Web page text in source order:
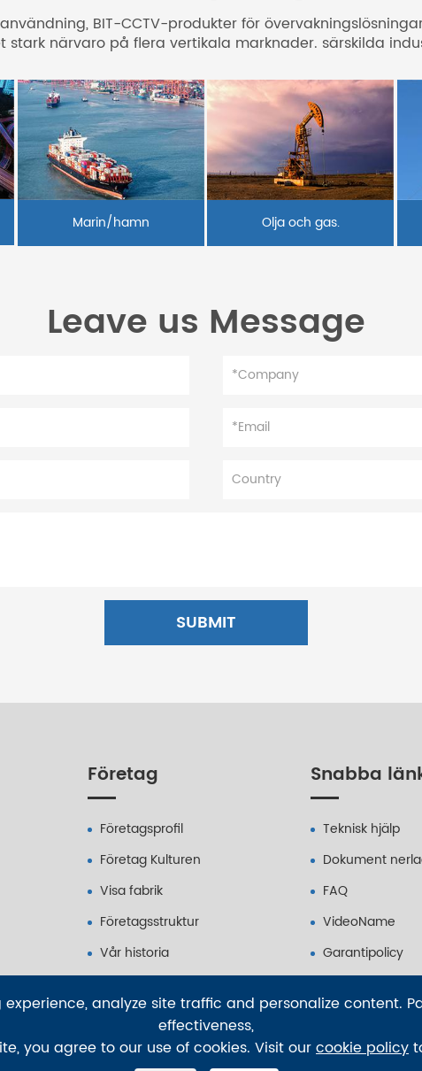
BIT-CCTV-produkter för
stark närvaro på flera vertikala marknader. särskilda
Marin/hamn Olja och gas.
Leave us Message
SUBMIT
Företag
Företagsprofil
Företag Kulturen
Visa fabrik
Företagsstruktur
Vår historia
Snabba
Teknisk hjälp
Dokument
FAQ
VideoName
Garantipolicy
analyze site traffic and personalize content.
effectiveness,
you agree to our use of cookies. Visit ourcookie policy